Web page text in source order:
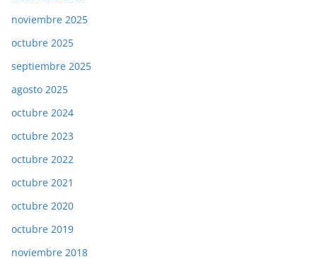
noviembre 2025
octubre 2025
septiembre 2025
agosto 2025
octubre 2024
octubre 2023
octubre 2022
octubre 2021
octubre 2020
octubre 2019
noviembre 2018